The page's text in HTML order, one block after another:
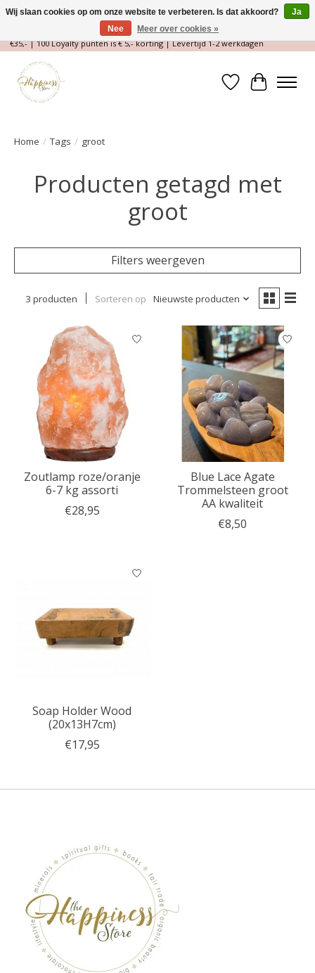
Magische Conceptstore, Edelstenen & Spirituele winkel | Gratis verzending >
€35,- | 100 Loyalty punten is € 5,- korting | Levertijd 1-2 werkdagen
Verlanglijst
Home / Tags / groot
Producten getagd met
groot
Filters weergeven
3 producten Sorteren op Nieuwste producten
Zoutlamp roze/oranje
6-7 kg assorti
€28,95
Blue Lace Agate
Trommelsteen groot
AA kwaliteit
€8,50
Soap Holder Wood
(20x13H7cm)
€17,95
Wij slaan cookies op om onze website te verbeteren. Is dat akkoord?
Ja
Nee
Meer over cookies »